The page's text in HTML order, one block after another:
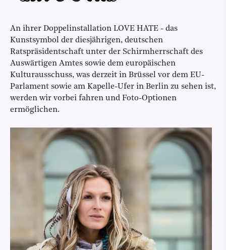
An ihrer Doppelinstallation LOVE HATE - das
Kunstsymbol der diesjährigen, deutschen
Ratspräsidentschaft unter der Schirmherrschaft des
Auswärtigen Amtes sowie dem europäischen
Kulturausschuss, was derzeit in Brüssel vor dem EU-
Parlament sowie am Kapelle-Ufer in Berlin zu sehen ist,
werden wir vorbei fahren und Foto-Optionen
ermöglichen.